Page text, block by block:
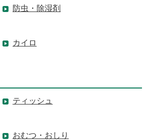
防虫・除湿剤
カイロ
ティッシュ
おむつ・おしり